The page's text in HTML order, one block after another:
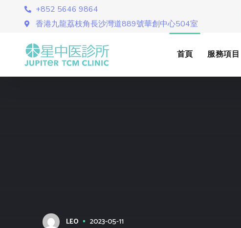
+852 5646 9864
香港九龍荔枝角長沙灣道889號華創中心504室
首頁 服務項目
LEO 2023-05-11